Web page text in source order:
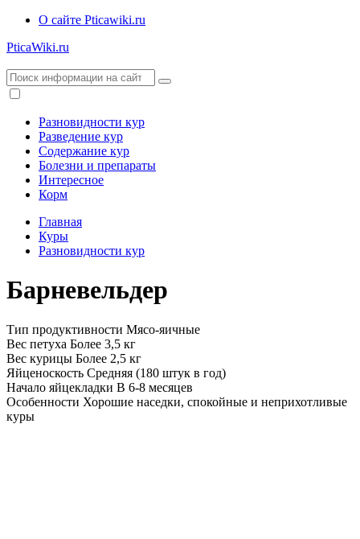
О сайте Pticawiki.ru
PticaWiki.ru
Разновидности кур
Разведение кур
Содержание кур
Болезни и препараты
Интересное
Корм
Главная
Куры
Разновидности кур
Барневельдер
Тип продуктивности Мясо-яичные
Вес петуха Более 3,5 кг
Вес курицы Более 2,5 кг
Яйценоскость Средняя (180 штук в год)
Начало яйцекладки В 6-8 месяцев
Особенности Хорошие наседки, спокойные и неприхотливые
куры